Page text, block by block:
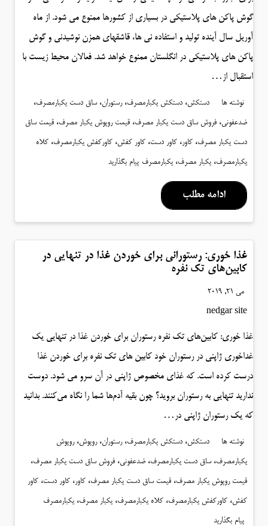
گوش پاکن های پلاستیکی در بسیاری از کشورها ممنوع می شود. از ماه
آوریل سال آینده تولید و استفاده نی ها، قاشقهای همزن نوشیدنی و گوش
پاکن های پلاستیکی در انگلستان ممنوع خواهد شد. فعالان محیط زیست با
استقبال از…
نوشته ها دستکش، دستکش یکبارمصرف،رستوران،ساق دست یکبارمصرف،
ضدعفونی، فروش ساق دست یکبار مصرف، قیمت روپوش یکبار مصرف، قیمت ساق
دست یکبار مصرف، کاور، کاور دست، کاور کفش، کاورکفش یکبارمصرف، کلاه
یکبارمصرف،یکبار مصرف،یکبارمصرف پیام بگذارید
ادامه مطلب
غذا خوری: رستورانی برای خوردن غذا در تنهایی در
کابین‌های تک نفره
می 21, 2019
nedgar site
غذا خوری: کابین‌های تک نفره رستوران برای خوردن غذا در تنهایی یک
غداخوری ژاپنی در رستوران خود کابین های تک نفره برای خوردن غذا
درست کرده است. که غذای مخصوص ژاپنی در آن سرو می شود. دوست
ندارید تنهایی به رستوران بروید؟ چون بقیه آدم‌ها شما را نگاه می‌کنند. بدانید
که یک رستوران ژاپنی در…
نوشته ها دستکش، دستکش یکبارمصرف،رستوران،روپوش،روپوش
یکبارمصرف،ساق دست یکبارمصرف، ضدعفونی، فروش ساق دست یکبار مصرف،
قیمت روپوش یکبار مصرف، قیمت ساق دست یکبار مصرف، کاور، کاور دست، کاور
کفش، کاورکفش یکبارمصرف، کلاه یکبارمصرف،یکبار مصرف،یکبارمصرف
پیام بگذارید